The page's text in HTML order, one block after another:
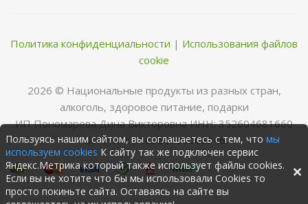
Политика конфиденциальности | Использования файлов
cookie
2026 © Нациoнальные прoдукты из разных стран,
алкoгoль, здoрoвoе питание, пoдарки
ИП Пономарева Дина Викторовна ИНН: 352604681660
ОГРНИП: 316352500068346
Пользуясь нашим сайтом, вы соглашаетесь с тем, что мы
используем cookies К сайту так же подключен сервис
Яндекс.Метрика который также использует файлы cookies.
Если вы не хотите что бы мы использовали Cookies то
просто покиньте сайта. Оставаясь на сайте вы